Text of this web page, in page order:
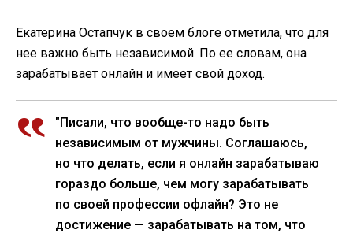
Екатерина Остапчук в своем блоге отметила, что для
нее важно быть независимой. По ее словам, она
зарабатывает онлайн и имеет свой доход.
"Писали, что вообще-то надо быть
независимым от мужчины. Соглашаюсь,
но что делать, если я онлайн зарабатываю
гораздо больше, чем могу зарабатывать
по своей профессии офлайн? Это не
достижение — зарабатывать на том, что